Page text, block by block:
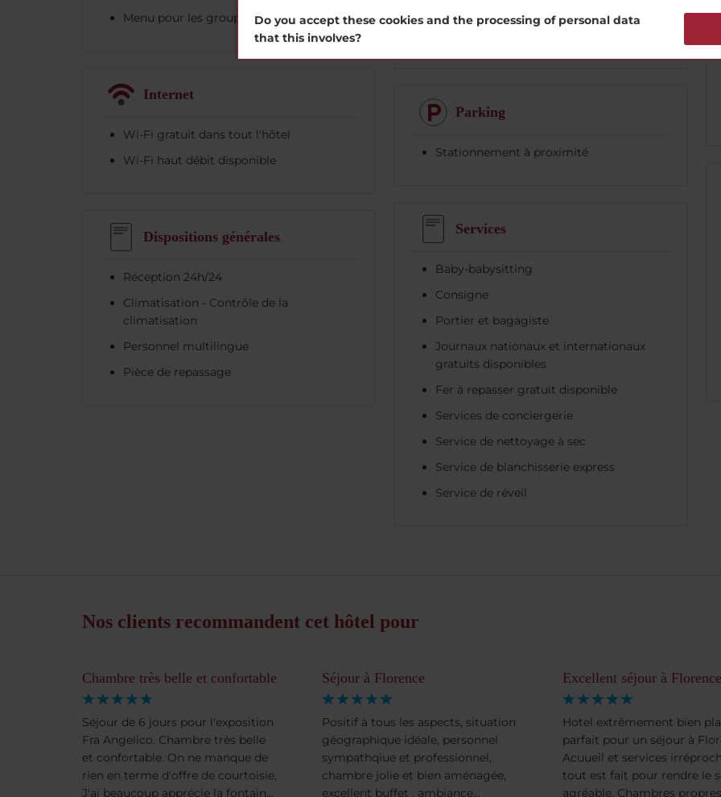
Menu pour les groupes
Internet
Wi-Fi gratuit dans tout l'hôtel
Wi-Fi haut débit disponible
Parking
Stationnement à proximité
Services
Baby-babysitting
Consigne
Portier et bagagiste
Journaux nationaux et internationaux
gratuits disponibles
Fer à repasser gratuit disponible
Services de conciergerie
Service de nettoyage à sec
Service de blanchisserie express
Service de réveil
Dispositions générales
Réception 24h/24
Climatisation - Contrôle de la
climatisation
Personnel multilingue
Pièce de repassage
Nos clients recommandent cet hôtel pour
Chambre très belle et confortable
Séjour de 6 jours pour l'exposition
Fra Angelico. Chambre très belle
et confortable. On ne manque de
rien en terme d'offre de courtoisie,
J'ai beaucoup apprécie la fontaine
Séjour à Florence
Positif à tous les aspects, situation
géographique idéale, personnel
sympathqiue et professionnel,
chambre jolie et bien aménagée,
excellent buffet , ambiance
Excellent séjour à Florence
Hotel extrêmement bien
parfait pour un séjour à
Acuueil et services
tout est fait pour rendre le
agréable. Chambres
Do you accept these cookies and the processing of personal data
that this involves?